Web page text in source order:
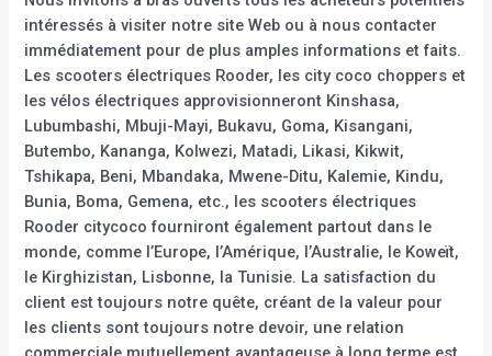
intéressés à visiter notre site Web ou à nous contacter
immédiatement pour de plus amples informations et faits.
Les scooters électriques Rooder, les city coco choppers et
les vélos électriques approvisionneront Kinshasa,
Lubumbashi, Mbuji-Mayi, Bukavu, Goma, Kisangani,
Butembo, Kananga, Kolwezi, Matadi, Likasi, Kikwit,
Tshikapa, Beni, Mbandaka, Mwene-Ditu, Kalemie, Kindu,
Bunia, Boma, Gemena, etc., les scooters électriques
Rooder citycoco fourniront également partout dans le
monde, comme l’Europe, l’Amérique, l’Australie, le Koweït,
le Kirghizistan, Lisbonne, la Tunisie. La satisfaction du
client est toujours notre quête, créant de la valeur pour
les clients sont toujours notre devoir, une relation